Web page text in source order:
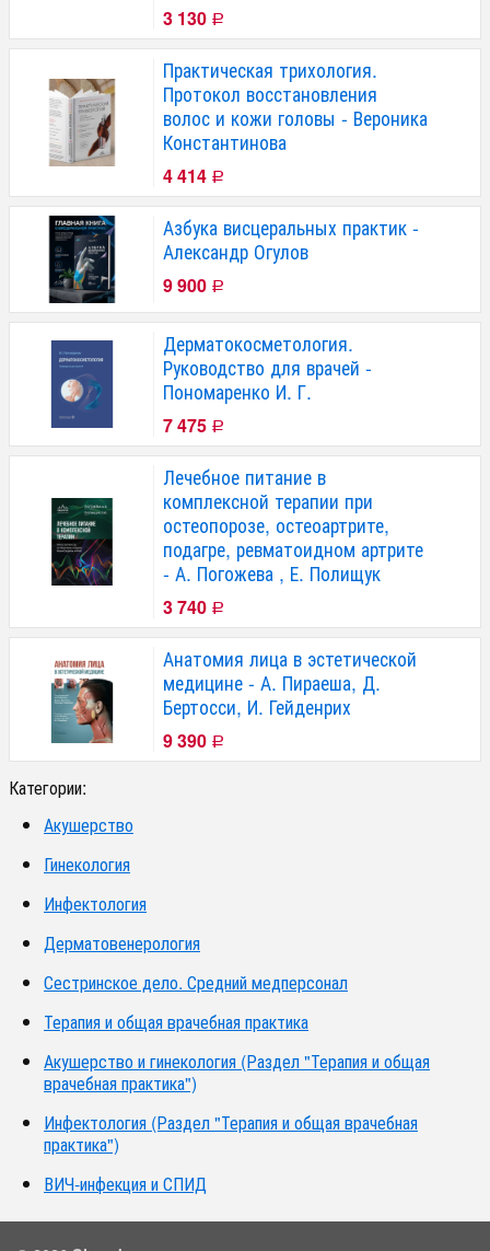
3 130 Р
Практическая трихология.
Протокол восстановления
волос и кожи головы - Вероника
Константинова
4 414 Р
Азбука висцеральных практик -
Александр Огулов
9 900 Р
Дерматокосметология.
Руководство для врачей -
Пономаренко И. Г.
7 475 Р
Лечебное питание в
комплексной терапии при
остеопорозе, остеоартрите,
подагре, ревматоидном артрите
- А. Погожева , Е. Полищук
3 740 Р
Анатомия лица в эстетической
медицине - А. Пираеша, Д.
Бертосси, И. Гейденрих
9 390 Р
Категории:
Акушерство
Гинекология
Инфектология
Дерматовенерология
Сестринское дело. Средний медперсонал
Терапия и общая врачебная практика
Акушерство и гинекология (Раздел "Терапия и общая
врачебная практика")
Инфектология (Раздел "Терапия и общая врачебная
практика")
ВИЧ-инфекция и СПИД